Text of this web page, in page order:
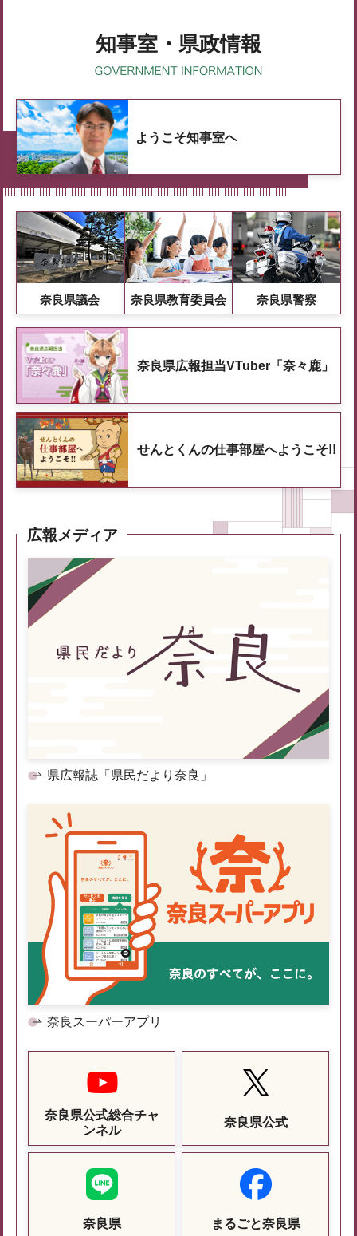
知事室・県政情報
ようこそ知事室へ
奈良県議会 奈良県教育委員会 奈良県警察
奈良県広報担当VTuber「奈々鹿」
せんとくんの仕事部屋へようこそ!!
広報メディア
県広報誌「県民だより奈良」
奈良スーパーアプリ
奈良県公式総合チャ
ンネル
奈良県公式
奈良県 まるごと奈良県